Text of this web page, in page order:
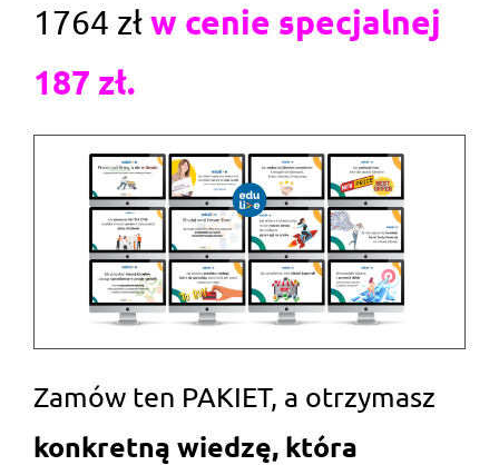
1764 zł w cenie specjalnej
187 zł.
Zamów ten PAKIET, a otrzymasz
konkretną wiedzę, która